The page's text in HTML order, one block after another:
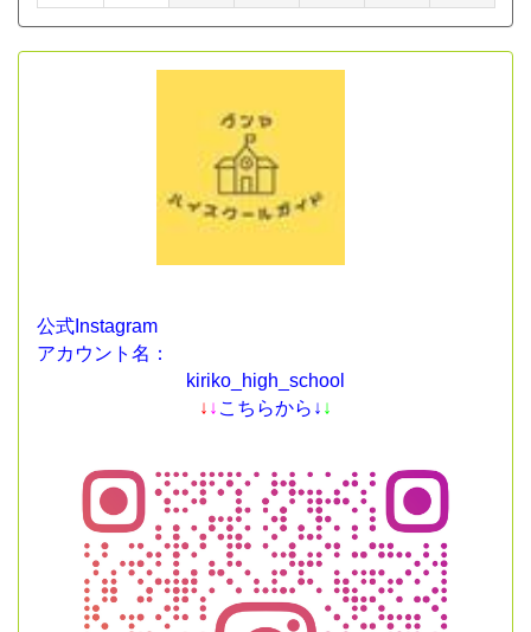
公式Instagram
アカウント名：
kiriko_high_school
↓ ↓ こちらから↓ ↓